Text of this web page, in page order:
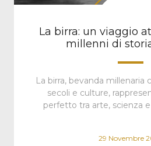
La birra: un viaggio
millenni di
La birra, bevanda millenaria
secoli e culture,
perfetto tra arte, scienza
29 Novembre